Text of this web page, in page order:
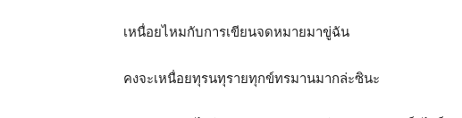
เหนื่อยไหมกับการเขียนจดหมายมาขู่ฉัน
คงจะเหนื่อยทุรนทุรายทุกข์ทรมานมากล่ะซินะ